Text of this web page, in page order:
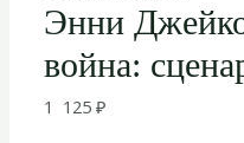
Энни
война:
1 125₽